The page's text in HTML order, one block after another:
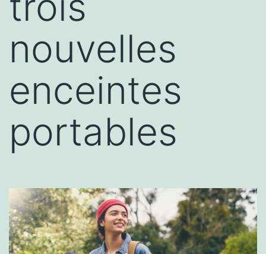
nouvelles
enceintes
portables